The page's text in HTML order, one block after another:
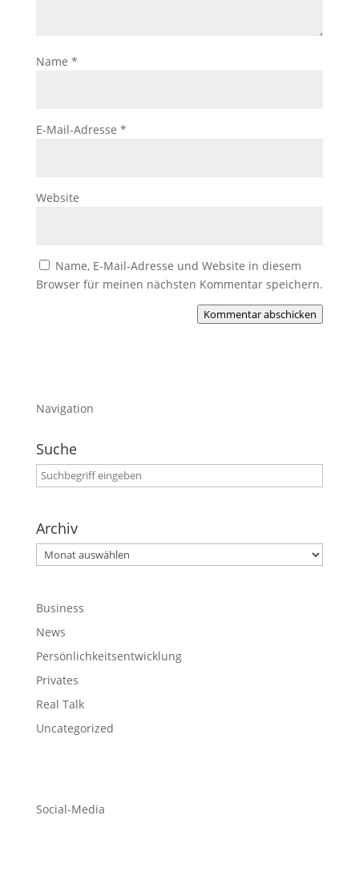
Name *
E-Mail-Adresse *
Website
Name, E-Mail-Adresse und Website in diesem
Browser für meinen nächsten Kommentar speichern.
Kommentar abschicken
Navigation
Suche
Archiv
Archiv
Business
News
Persönlichkeitsentwicklung
Privates
Real Talk
Uncategorized
Social-Media